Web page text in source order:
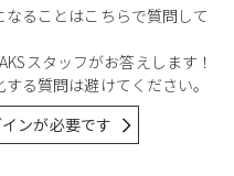
ることはこちらで質問して
スタッフがお答えします！
る質問は避けてください。
ンが必要です